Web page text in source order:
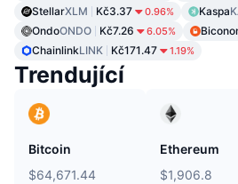
StellarXLM Kč3.37 0.96% Kaspa
OndoONDO Kč7.26 6.05%
ChainlinkLINK Kč171.47 1.19%
Trendující
Bitcoin
$64,671.44
Ethereum
$1,906.8